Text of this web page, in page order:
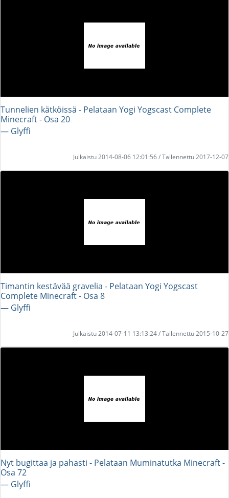
Tunnelien kätköissä - Pelataan Yogi Yogscast Complete
Minecraft - Osa 20
― Glyffi
Julkaistu 2014-08-06 12:01:56 / Tallennettu 2017-12-07
Timantin kestävää gravelia - Pelataan Yogi Yogscast
Complete Minecraft - Osa 8
― Glyffi
Julkaistu 2014-07-11 13:13:24 / Tallennettu 2015-10-27
Nyt bugittaa ja pahasti - Pelataan Muminatutka Minecraft -
Osa 72
― Glyffi